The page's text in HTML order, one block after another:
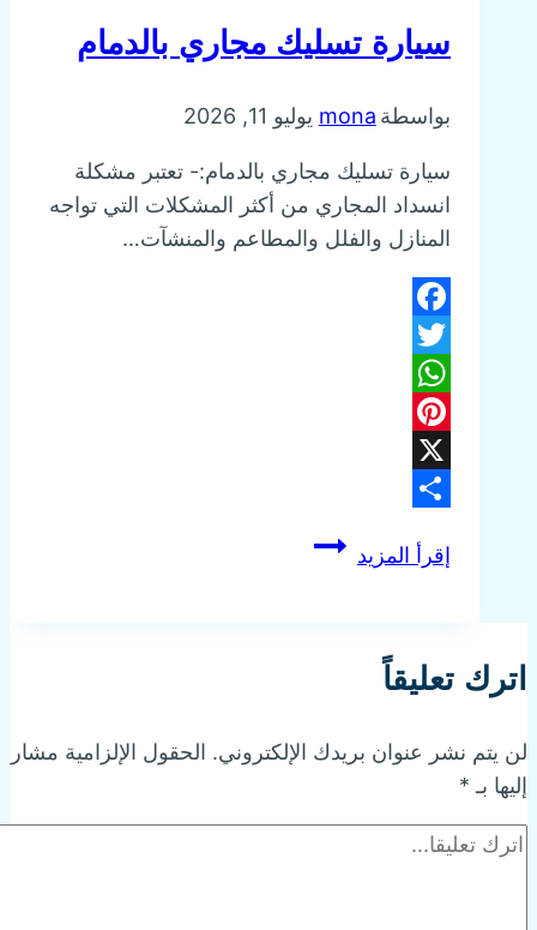
سيارة تسليك مجاري بالدمام
بواسطة mona يوليو 11, 2026
سيارة تسليك مجاري بالدمام:- تعتبر مشكلة
انسداد المجاري من أكثر المشكلات التي تواجه
المنازل والفلل والمطاعم والمنشآت…
Facebook
Twitter
WhatsApp
Pinterest
X
إقرأ المزيد سيارة
اترك تعليقاً
لن يتم نشر عنوان بريدك الإلكتروني. الحقول الإلزامية مشار
إليها بـ *